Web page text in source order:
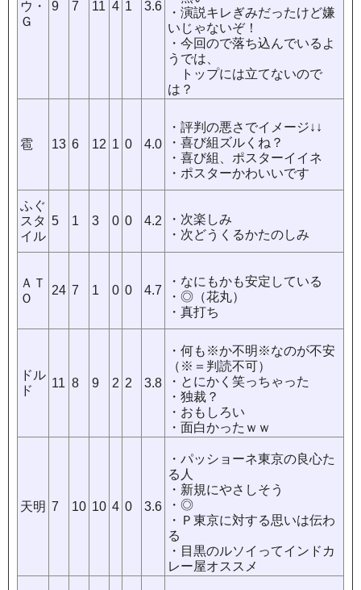
ウ ・
Ｇ
9 7 11 4 1 3.6
・演説キレぎみだったけど嫌
いじゃないぞ！
・今回ので落ち込んでいるよ
うでは、
トップには立てないので
は？
雹 13 6 12 1 0 4.0
・評判の悪さでイメージ↓↓
・喜び組ズルくね？
・喜び組、ポスターイイネ
・ポスターかわいいです
ふぐ
スタ
イル
5 1 3 0 0 4.2
・次楽しみ
・次どうくるかたのしみ
ＡＴ
Ｏ
24 7 1 0 0 4.7
・なにもかも安定している
・◎（花丸）
・真打ち
ドル
ド
11 8 9 2 2 3.8
・何も※か不明※なのが不安
（※＝判読不可）
・とにかく笑っちゃった
・独裁？
・おもしろい
・面白かったｗｗ
天明 7 10 10 4 0 3.6
・パッショーネ東京の良心た
る人
・新規にやさしそう
・◎
・Ｐ東京に対する思いは伝わ
る
・目黒のルソイってインドカ
レー屋オススメ